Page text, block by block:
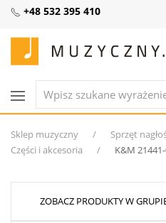
+48 532 395 410
Sklep muzyczny Sprzęt
Części i akcesoria
K&M
ZOBACZ PRODUKTY W